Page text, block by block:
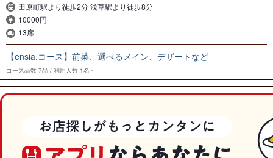
田原町駅より徒歩2分 浅草駅より徒歩8分
10000円
13席
【ensia.コース】前菜、選べるメイン、デザートなど
コース品数 7品 利用人数 1名～